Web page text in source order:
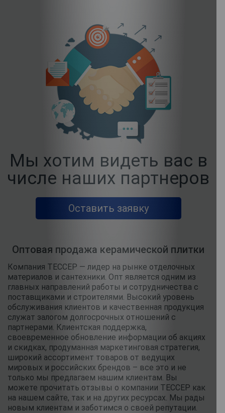
Мы хотим видеть вас в
числе наших партнеров
Оставить заявку
Оптовая продажа керамической плитки
Компания ТЕССЕР — лидер на рынке отделочных
материалов и сантехники. Опт является одним из
главных направлений работы и сотрудничества с
поставщиками и строителями. Высокий уровень
обслуживания клиентов и качественная продукция
служат залогом долгосрочных отношений с
партнерами. Клиентская поддержка,
своевременное обновление информации об акциях
и скидках, продуманная маркетинговая стратегия,
широкий ассортимент товаров от ведущих
мировых и российских брендов – все это и не
только мы предлагаем нашим клиентам. Вы
можете прочитать отзывы о компании ТЕССЕР как
на нашем сайте, так и на других ресурсах. Мы рады
новым клиентам и заботимся о своей репутации.